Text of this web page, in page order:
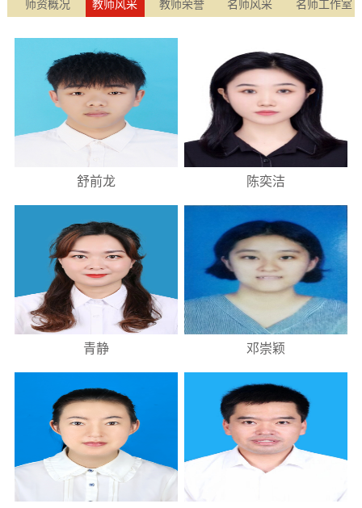
师资概况 教师风采 教师荣誉 名师风采 名师工作室
舒前龙 陈奕洁
青静 邓崇颖